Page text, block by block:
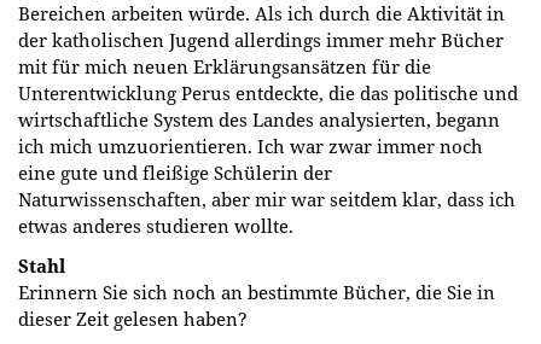
Bereichen arbeiten würde. Als ich durch die Aktivität in
der katholischen Jugend allerdings immer mehr Bücher
mit für mich neuen Erklärungsansätzen für die
Unterentwicklung Perus entdeckte, die das politische und
wirtschaftliche System des Landes analysierten, begann
ich mich umzuorientieren. Ich war zwar immer noch
eine gute und fleißige Schülerin der
Naturwissenschaften, aber mir war seitdem klar, dass ich
etwas anderes studieren wollte.
Stahl
Erinnern Sie sich noch an bestimmte Bücher, die Sie in
dieser Zeit gelesen haben?